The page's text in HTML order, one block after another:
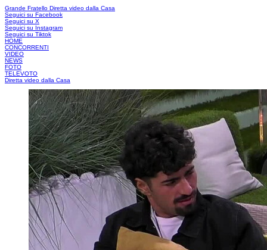
Grande Fratello Diretta video dalla Casa
Seguici su Facebook
Seguici su X
Seguici su Instagram
Seguici su Tiktok
HOME
CONCORRENTI
VIDEO
NEWS
FOTO
TELEVOTO
Diretta video dalla Casa